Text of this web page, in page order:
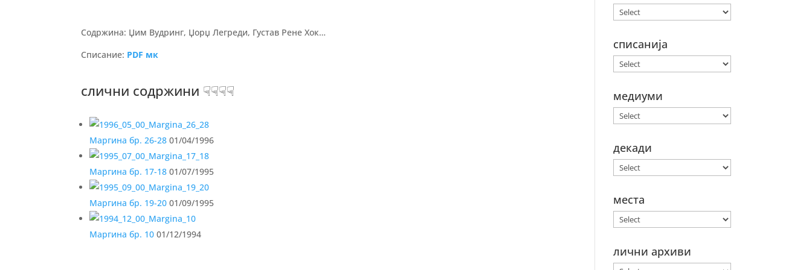
Содржина: Џим Вудринг, Џорџ Легреди, Густав Рене Хок…
Списание: PDF мк
слични содржини ☟☟☟☟
Маргина бр. 26-28 01/04/1996
Маргина бр. 17-18 01/07/1995
Маргина бр. 19-20 01/09/1995
Маргина бр. 10 01/12/1994
списанија
медиуми
декади
места
лични архиви